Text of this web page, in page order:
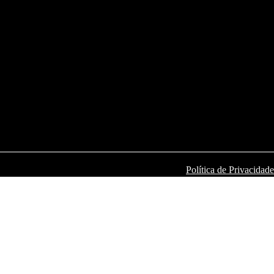
Política de Privacidade